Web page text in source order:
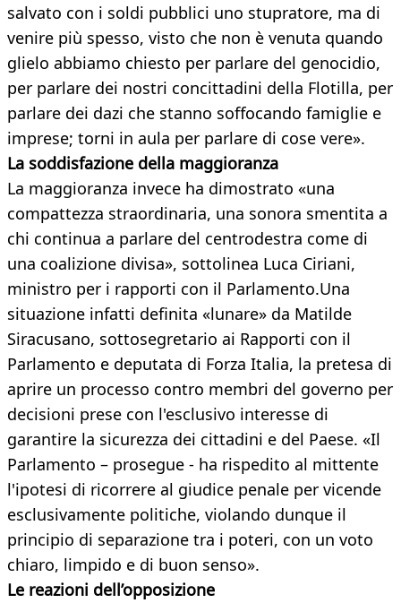
salvato con i soldi pubblici uno stupratore, ma di
venire più spesso, visto che non è venuta quando
glielo abbiamo chiesto per parlare del genocidio,
per parlare dei nostri concittadini della Flotilla, per
parlare dei dazi che stanno soffocando famiglie e
imprese; torni in aula per parlare di cose vere».
La soddisfazione della maggioranza
La maggioranza invece ha dimostrato «una
compattezza straordinaria, una sonora smentita a
chi continua a parlare del centrodestra come di
una coalizione divisa», sottolinea Luca Ciriani,
ministro per i rapporti con il Parlamento.Una
situazione infatti definita «lunare» da Matilde
Siracusano, sottosegretario ai Rapporti con il
Parlamento e deputata di Forza Italia, la pretesa di
aprire un processo contro membri del governo per
decisioni prese con l'esclusivo interesse di
garantire la sicurezza dei cittadini e del Paese. «Il
Parlamento – prosegue - ha rispedito al mittente
l'ipotesi di ricorrere al giudice penale per vicende
esclusivamente politiche, violando dunque il
principio di separazione tra i poteri, con un voto
chiaro, limpido e di buon senso».
Le reazioni dell’opposizione